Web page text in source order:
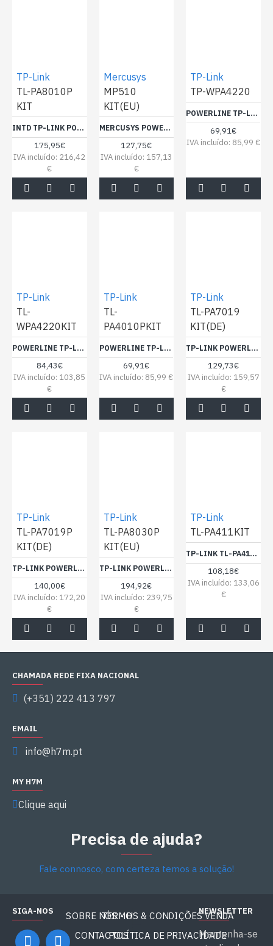
TP-Link
TL-PA8010P
KIT
INTD TP-LINK POWERLINE TL-PA8010P KIT
175,95€
IVA incluído: 216,42
€
Mercusys
MP510
KIT(EU)
MERCUSYS POWERLINE MP510 KIT AV1000 GIGABIT (1XMP500/1XMP510
127,75€
IVA incluído: 157,13
€
TP-Link
TP-WPA4220
POWERLINE TP-LINK N300 -WPA4220
69,91€
IVA incluído: 85,99 €
TP-Link
TL-
WPA4220KIT
POWERLINE TP-LINK N300-K2 -WPA4220KIT
84,43€
IVA incluído: 103,85
€
TP-Link
TL-
PA4010PKIT
POWERLINE TP-LINK NNTMD-K2 -PA4010PKIT
69,91€
IVA incluído: 85,99 €
TP-Link
TL-PA7019
KIT(DE)
TP-LINK POWERLINE TL-PA7019 KIT AV1000 1-PORT
129,73€
IVA incluído: 159,57
€
TP-Link
TL-PA7019P
KIT(DE)
TP-LINK POWERLINE TL-PA7019P KIT AV1000 1-PORT
140,00€
IVA incluído: 172,20
€
TP-Link
TL-PA8030P
KIT(EU)
TP-LINK POWERLINE TL-PA8030P KIT 1200MBIT/3-PORT GB RETAIL
194,92€
IVA incluído: 239,75
€
TP-Link
TL-PA411KIT
TP-LINK TL-PA411KIT AV500 NANO POWERLINE ADAPTER STARTER KIT
108,18€
IVA incluído: 133,06
€
CHAMADA REDE FIXA NACIONAL
(+351) 222 413 797
EMAIL
info@h7m.pt
MY H7M
Clique aqui
Precisa de ajuda?
Fale connosco, com certeza temos a solução!
SIGA-NOS
SOBRE NÓS - H7M
CONTACTOS
TERMOS & CONDIÇÕES VENDA
POLÍTICA DE PRIVACIDADE
NEWSLETTER
Mantenha-se